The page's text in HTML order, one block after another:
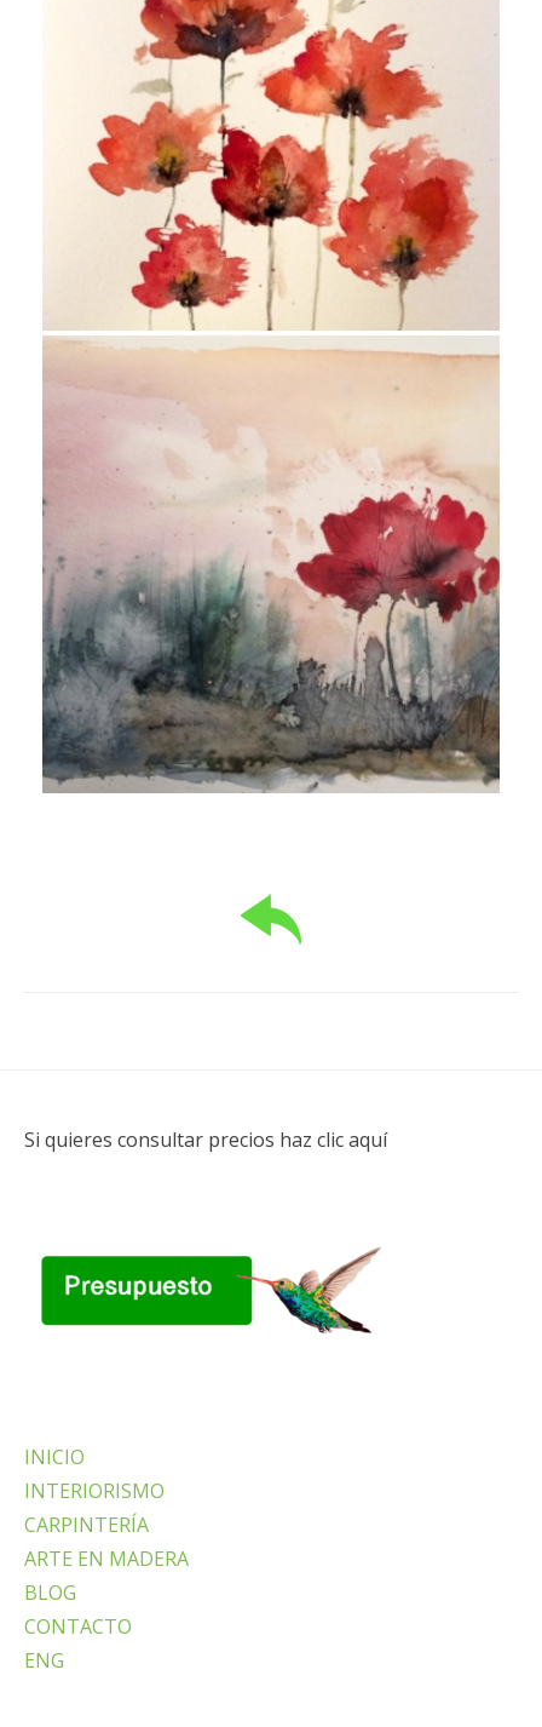
Si quieres consultar precios haz clic aquí
INICIO
INTERIORISMO
CARPINTERÍA
ARTE EN MADERA
BLOG
CONTACTO
ENG